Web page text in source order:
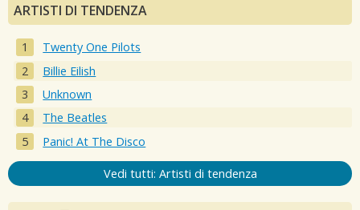
ARTISTI DI TENDENZA
Twenty One Pilots
Billie Eilish
Unknown
The Beatles
Panic! At The Disco
Vedi tutti: Artisti di tendenza